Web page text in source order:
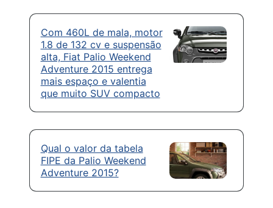
Com 460L de mala, motor
1.8 de 132 cv e suspensão
alta, Fiat Palio Weekend
Adventure 2015 entrega
mais espaço e valentia
que muito SUV compacto
Qual o valor da tabela
FIPE da Palio Weekend
Adventure 2015?